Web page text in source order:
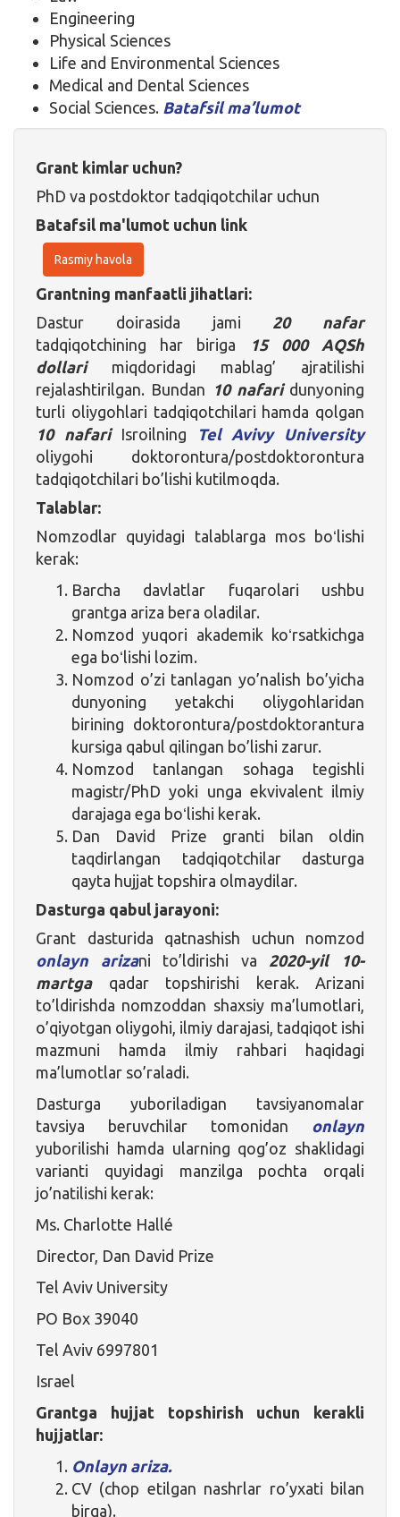
Engineering
Physical Sciences
Life and Environmental Sciences
Medical and Dental Sciences
Social Sciences. Batafsil ma’lumot
Grant kimlar uchun?
PhD va postdoktor tadqiqotchilar uchun
Batafsil ma'lumot uchun link
Rasmiy havola
Grantning manfaatli jihatlari:
Dastur doirasida jami 20 nafar
tadqiqotchining har biriga
15 000 AQSh
dollarimiqdoridagi mablag’ ajratilishi
rejalashtirilgan. Bundan 10 nafaridunyoning
turli oliygohlari tadqiqotchilari hamda qolgan
10 nafariIsroilning
Tel Avivy University
oliygohi doktorontura/postdoktorontura
tadqiqotchilari bo’lishi kutilmoqda.
Talablar:
Nomzodlar quyidagi talablarga mos boʻlishi
kerak:
Barcha davlatlar fuqarolari ushbu
grantga ariza bera oladilar.
Nomzod yuqori akademik koʻrsatkichga
ega boʻlishi lozim.
Nomzod o’zi tanlagan yo’nalish bo’yicha
dunyoning yetakchi oliygohlaridan
birining doktorontura/postdoktorantura
kursiga qabul qilingan bo’lishi zarur.
Nomzod tanlangan sohaga tegishli
magistr/PhD yoki unga ekvivalent ilmiy
darajaga ega boʻlishi kerak.
Dan David Prize granti bilan oldin
taqdirlangan tadqiqotchilar dasturga
qayta hujjat topshira olmaydilar.
Dasturga qabul jarayoni:
Grant dasturida qatnashish uchun nomzod
onlayn arizani to’ldirishi va 2020-yil 10-
martgaqadar topshirishi kerak. Arizani
to’ldirishda nomzoddan shaxsiy ma’lumotlari,
o’qiyotgan oliygohi, ilmiy darajasi, tadqiqot ishi
mazmuni hamda ilmiy rahbari haqidagi
ma’lumotlar so’raladi.
Dasturga yuboriladigan tavsiyanomalar
tavsiya beruvchilar tomonidan onlayn
yuborilishi hamda ularning qog’oz shaklidagi
varianti quyidagi manzilga pochta orqali
jo’natilishi kerak:
Ms. Charlotte Hallé
Director, Dan David Prize
Tel Aviv University
PO Box 39040
Tel Aviv 6997801
Israel
Grantga hujjat topshirish uchun kerakli
hujjatlar:
Onlayn ariza.
CV (chop etilgan nashrlar ro’yxati bilan
birga).